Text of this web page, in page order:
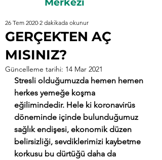
GERÇEKTEN AÇ
MISINIZ?
26 Tem 2020 2 dakikada okunur
Güncelleme tarihi: 14 Mar 2021
Stresli olduğumuzda hemen hemen
herkes yemeğe koşma
eğilimindedir. Hele ki koronavirüs
döneminde içinde bulunduğumuz
sağlık endişesi, ekonomik düzen
belirsizliği, sevdiklerimizi kaybetme
korkusu bu dürtüğü daha da